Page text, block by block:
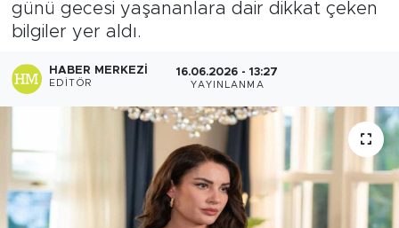
günü gecesi yaşananlara dair dikkat çeken
bilgiler yer aldı.
HABER MERKEZI
EDITÖR
16.06.2026 - 13:27
YAYINLANMA
Sağlık
Teknoloji
Son Dakika Haberleri